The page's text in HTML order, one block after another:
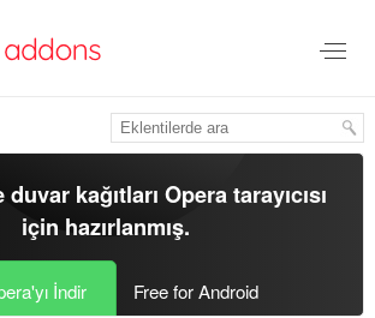
duvar kağıtlarıOpera tarayıcısı
için hazırlanmış.
İndir Free for Android